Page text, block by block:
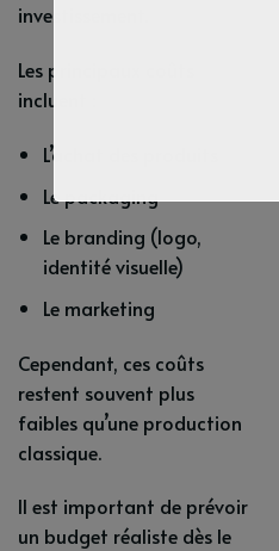
investissement.
Les principaux coûts
incluent :
L’achat des produits
Le packaging
Le branding (logo,
identité visuelle)
Le marketing
Cependant, ces coûts
restent souvent plus
faibles qu’une production
classique.
Il est important de prévoir
un budget réaliste dès le